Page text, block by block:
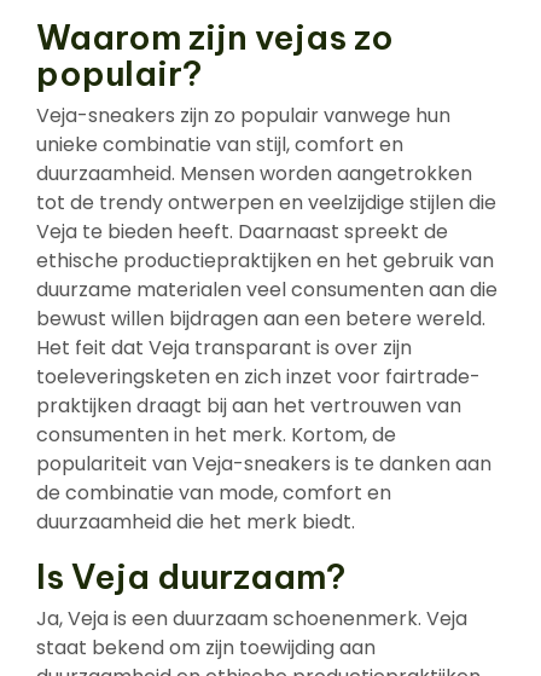
Waarom zijn vejas zo
populair?
Veja-sneakers zijn zo populair vanwege hun
unieke combinatie van stijl, comfort en
duurzaamheid. Mensen worden aangetrokken
tot de trendy ontwerpen en veelzijdige stijlen die
Veja te bieden heeft. Daarnaast spreekt de
ethische productiepraktijken en het gebruik van
duurzame materialen veel consumenten aan die
bewust willen bijdragen aan een betere wereld.
Het feit dat Veja transparant is over zijn
toeleveringsketen en zich inzet voor fairtrade-
praktijken draagt bij aan het vertrouwen van
consumenten in het merk. Kortom, de
populariteit van Veja-sneakers is te danken aan
de combinatie van mode, comfort en
duurzaamheid die het merk biedt.
Is Veja duurzaam?
Ja, Veja is een duurzaam schoenenmerk. Veja
staat bekend om zijn toewijding aan